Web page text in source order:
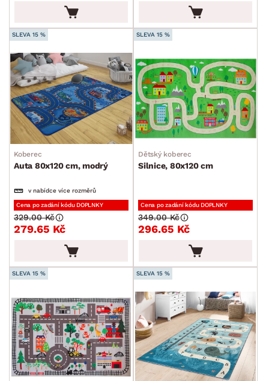
SLEVA 15 %
Koberec
Auta 80x120 cm, modrý
v nabídce více rozměrů
Cena po zadání kódu DOPLNKY
279.65 Kč
329.00 Kč
SLEVA 15 %
Dětský koberec
Silnice, 80x120 cm
Cena po zadání kódu DOPLNKY
296.65 Kč
349.00 Kč
SLEVA 15 % SLEVA 15 %